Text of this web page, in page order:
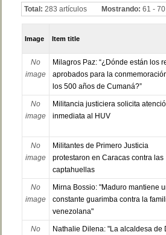
Total: 283 artículos Mostrando: 61 -
Image Item title
No
image
Milagros Paz: “¿Dónde están los
aprobados para la
los 500 años de Cumaná?”
No
image
Militancia justiciera solicita
inmediata al HUV
No
image
Militantes de Primero Justicia
protestaron en Caracas contra las
captahuellas
No
image
Mirna Bossio: "Maduro mantiene
constante guarimba contra la
venezolana"
No
Nathalie Dilena: "La alcaldesa de